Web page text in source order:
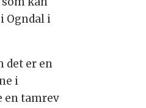
Ogndal i
det er en
i
en tamrev